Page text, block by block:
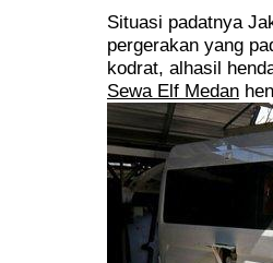
Situasi padatnya
pergerakan yang
kodrat, alhasil
Sewa Elf Medan